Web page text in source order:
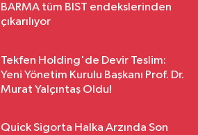
BARMA tüm BIST endekslerinden
çıkarılıyor
Tekfen Holding'de Devir Teslim:
Yeni Yönetim Kurulu Başkanı Prof. Dr.
Murat Yalçıntaş Oldu!
Quick Sigorta Halka Arzında Son